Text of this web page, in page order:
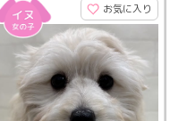
お気に入り